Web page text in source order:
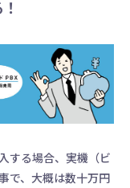
する場合、実機（ビ
で、大概は数十万円